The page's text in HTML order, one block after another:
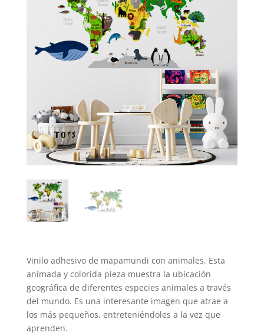
Vinilo adhesivo de mapamundi con animales. Esta
animada y colorida pieza muestra la ubicación
geográfica de diferentes especies animales a través
del mundo. Es una interesante imagen que atrae a
los más pequeños, entreteniéndoles a la vez que
aprenden.